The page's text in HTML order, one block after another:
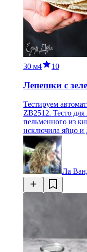
30 м4 10
Лепешки с
Тестируем
ZB2512. Тесто
пельменного из
исключила яйцо и
Ла